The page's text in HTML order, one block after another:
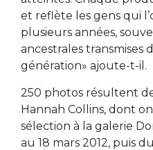
et reflète les gens qui
plusieurs années,
ancestrales transmises
génération» ajoute-t-il.
250 photos résultent
Hannah Collins, dont
sélection à la galerie
au 18 mars 2012, puis